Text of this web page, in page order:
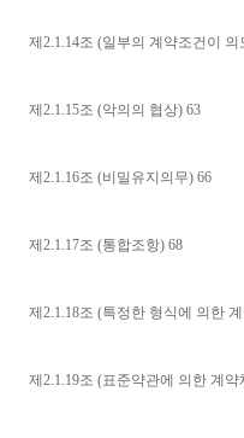
제2.1.14조 (일부의 계약조건이
제2.1.15조 (악의의 협상) 63
제2.1.16조 (비밀유지의무) 66
제2.1.17조 (통합조항) 68
제2.1.18조 (특정한 형식에 의한
제2.1.19조 (표준약관에 의한 계약